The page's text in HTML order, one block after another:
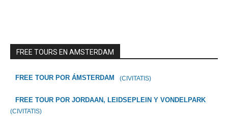
FREE TOURS EN AMSTERDAM
FREE TOUR POR ÁMSTERDAM (CIVITATIS)
FREE TOUR POR JORDAAN, LEIDSEPLEIN Y VONDELPARK
(CIVITATIS)